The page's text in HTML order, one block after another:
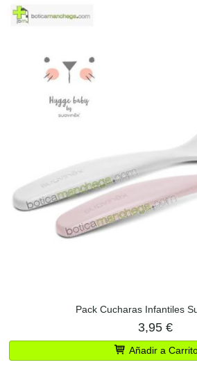
Pack Cucharas Infantiles
3,95 €
Añadir a